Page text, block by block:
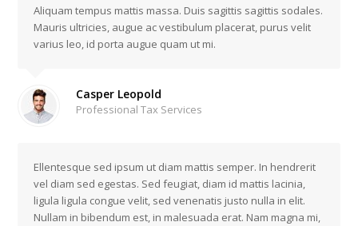
Aliquam tempus mattis massa. Duis sagittis sagittis sodales.
Mauris ultricies, augue ac vestibulum placerat, purus velit
varius leo, id porta augue quam ut mi.
Casper Leopold
Professional Tax Services
Ellentesque sed ipsum ut diam mattis semper. In hendrerit
vel diam sed egestas. Sed feugiat, diam id mattis lacinia,
ligula ligula congue velit, sed venenatis justo nulla in elit.
Nullam in bibendum est, in malesuada erat. Nam magna mi,